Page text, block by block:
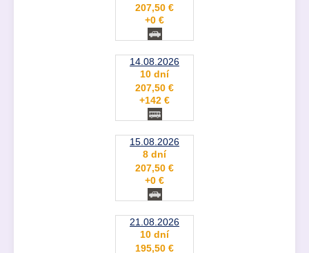
207,50 €
+0 €
14.08.2026
10 dní
207,50 €
+142 €
15.08.2026
8 dní
207,50 €
+0 €
21.08.2026
10 dní
195,50 €